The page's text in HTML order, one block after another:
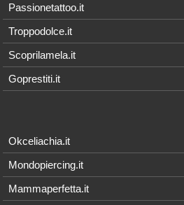
Passionetattoo.it
Troppodolce.it
Scoprilamela.it
Goprestiti.it
Okceliachia.it
Mondopiercing.it
Mammaperfetta.it